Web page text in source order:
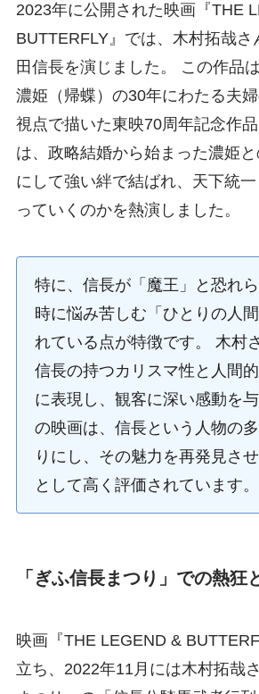
2023年に公開された映画『THE
BUTTERFLY』では、木村拓哉
田信長を演じました。 この作品
濃姫（帰蝶）の30年にわたる夫
視点で描いた東映70周年記念作
は、政略結婚から始まった濃姫
にして強い絆で結ばれ、天下統
っていくのかを熱演しました。
特に、信長が「魔王」と恐れら
時に悩み苦しむ「ひとりの人
れている点が特徴です。 木村
信長の持つカリスマ性と人間
に表現し、観客に深い感動を
の映画は、信長という人物の
りにし、その魅力を再発見さ
として高く評価されています。
「ぎふ信長まつり」での熱狂
映画『THE LEGEND &
立ち、2022年11月には木村拓哉